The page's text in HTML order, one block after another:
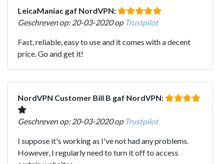
LeicaManiac gaf NordVPN:
Geschreven op: 20-03-2020 op Trustpilot
Fast, reliable, easy to use and it comes with a decent
price. Go and get it!
NordVPN Customer Bill B gaf NordVPN:
Geschreven op: 20-03-2020 op Trustpilot
I suppose it's working as I've not had any problems.
However, I regularly need to turn it off to access